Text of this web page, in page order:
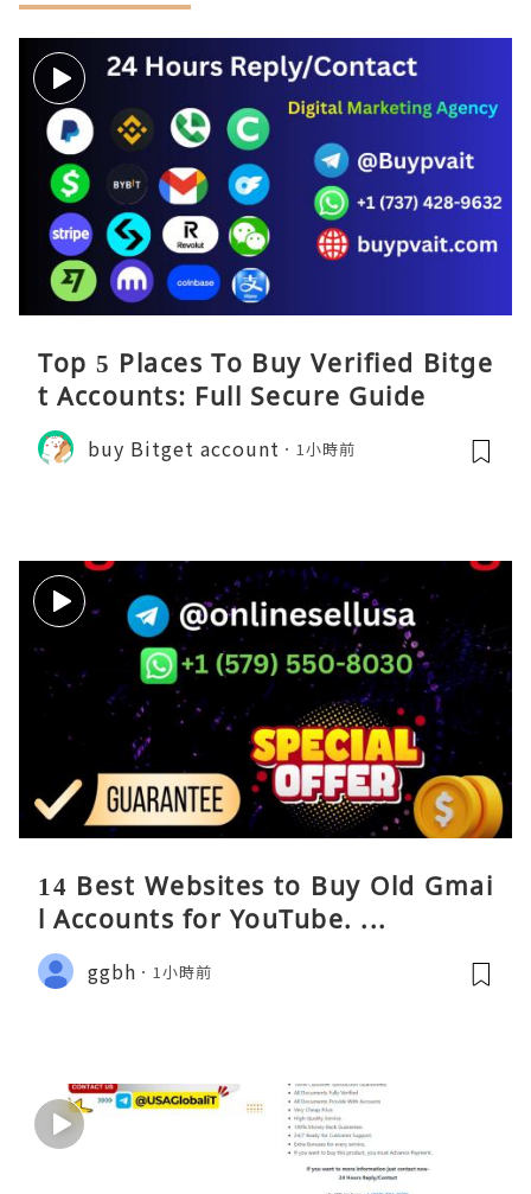
Top 5 Places To Buy Verified Bitge
t Accounts: Full Secure Guide
buy Bitget account 1小時前
14 Best Websites to Buy Old Gmai
l Accounts for YouTube. ...
ggbh 1小時前